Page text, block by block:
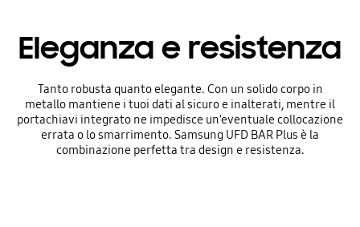
Eleganza e resistenza
Tanto robusta quanto elegante. Con un solido corpo in
metallo mantiene i tuoi dati al sicuro e inalterati, mentre il
portachiavi integrato ne impedisce un’eventuale collocazione
errata o lo smarrimento. Samsung UFD BAR Plus è la
combinazione perfetta tra design e resistenza.